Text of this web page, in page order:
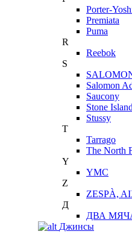
Porter-
Premiata
Puma
R
Reebok
S
Salomon
Saucony
Stone Island
Stussy
T
Tarrago
The North
Y
YMC
Z
ZESPÀ,
Д
ДВА
Джинсы